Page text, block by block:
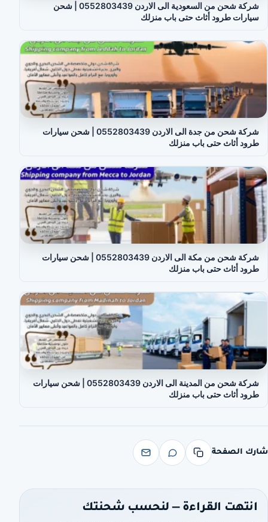
شركة شحن من السعودية الى الاردن 0552803439 | شحن
سيارات طرود أثاث حتى باب منزلك
شركة شحن من جدة الى الاردن 0552803439 | شحن سيارات
طرود أثاث حتى باب منزلك
شركة شحن من مكة الى الاردن 0552803439 | شحن سيارات
طرود أثاث حتى باب منزلك
شركة شحن من المدينة الى الاردن 0552803439 | شحن سيارات
طرود أثاث حتى باب منزلك
شارك الصفحة
انتهت القراءة — لنحسب شحنتك